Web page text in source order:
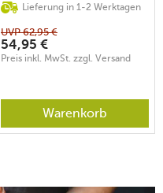
Lieferung in 1-2 Werktagen
UVP62,95 €
54,95 €
Preis inkl. MwSt. zzgl. Versand
Warenkorb